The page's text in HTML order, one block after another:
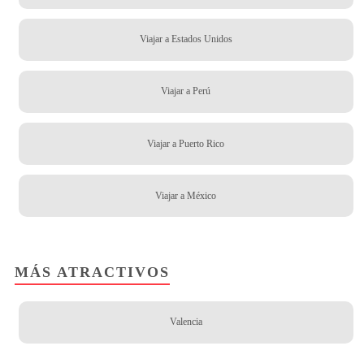
Viajar a Estados Unidos
Viajar a Perú
Viajar a Puerto Rico
Viajar a México
MÁS ATRACTIVOS
Valencia